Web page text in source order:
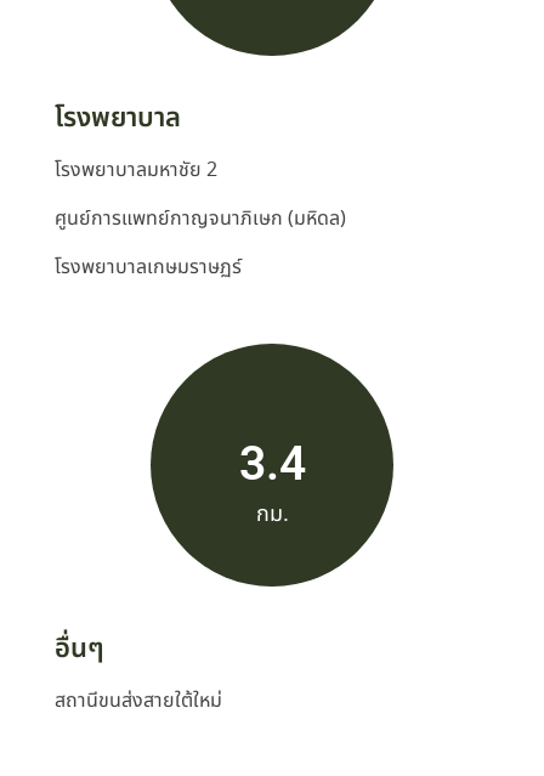
โรงพยาบาล
โรงพยาบาลมหาชัย 2
ศูนย์การแพทย์กาญจนาภิเษก (มหิดล)
โรงพยาบาลเกษมราษฏร์
3.4
กม.
อื่นๆ
สถานีขนส่งสายใต้ใหม่